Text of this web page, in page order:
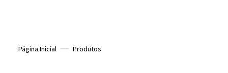
Página Inicial Produtos